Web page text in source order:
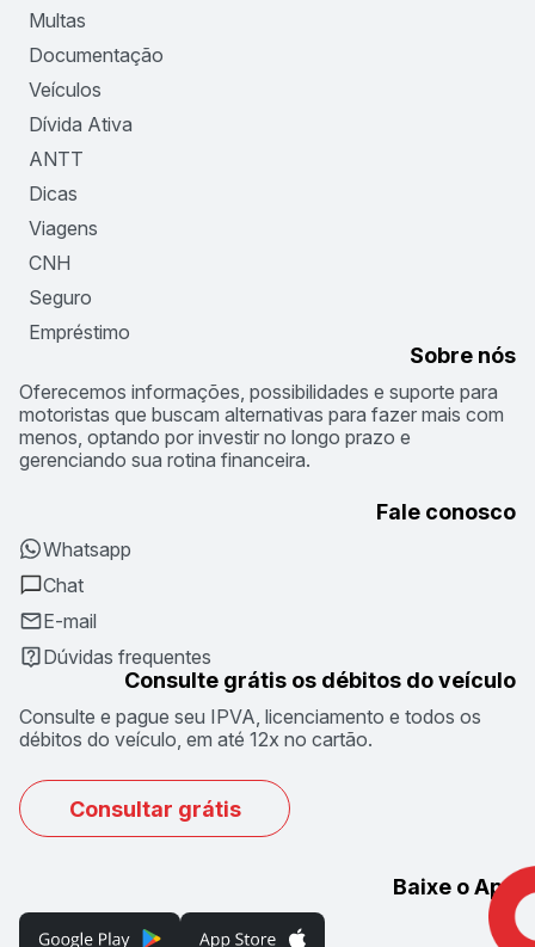
Multas
Documentação
Veículos
Dívida Ativa
ANTT
Dicas
Viagens
CNH
Seguro
Empréstimo
Sobre nós
Oferecemos informações, possibilidades e suporte para
motoristas que buscam alternativas para fazer mais com
menos, optando por investir no longo prazo e
gerenciando sua rotina financeira.
Fale conosco
Whatsapp
Chat
E-mail
Dúvidas frequentes
Consulte grátis os débitos do veículo
Consulte e pague seu IPVA, licenciamento e todos os
débitos do veículo, em até 12x no cartão.
Consultar grátis
Baixe o App